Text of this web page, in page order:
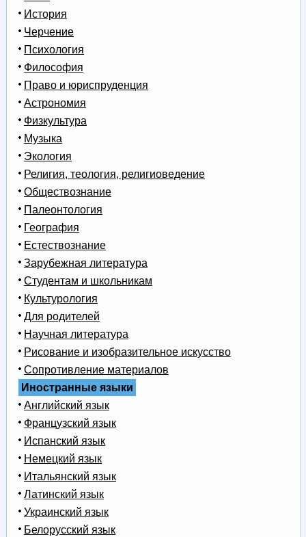
История
Черчение
Психология
Философия
Право и юриспруденция
Астрономия
Физкультура
Музыка
Экология
Религия, теология, религиоведение
Обществознание
Палеонтология
География
Естествознание
Зарубежная литература
Студентам и школьникам
Культурология
Для родителей
Научная литература
Рисование и изобразительное искусство
Сопротивление материалов
Иностранные языки
Английский язык
Французский язык
Испанский язык
Немецкий язык
Итальянский язык
Латинский язык
Украинский язык
Белорусский язык